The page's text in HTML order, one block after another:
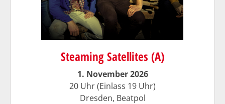
Steaming Satellites (A)
1. November 2026
20 Uhr (Einlass 19 Uhr)
Dresden, Beatpol